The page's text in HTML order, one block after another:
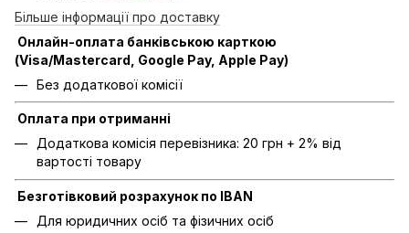
Більше інформації про доставку
Онлайн-оплата банківською карткою
(Visa/Mastercard, Google Pay, Apple Pay)
Без додаткової комісії
Оплата при отриманні
Додаткова комісія перевізника: 20 грн + 2% від
вартості товару
Безготівковий розрахунок по IBAN
Для юридичних осіб та фізичних осіб